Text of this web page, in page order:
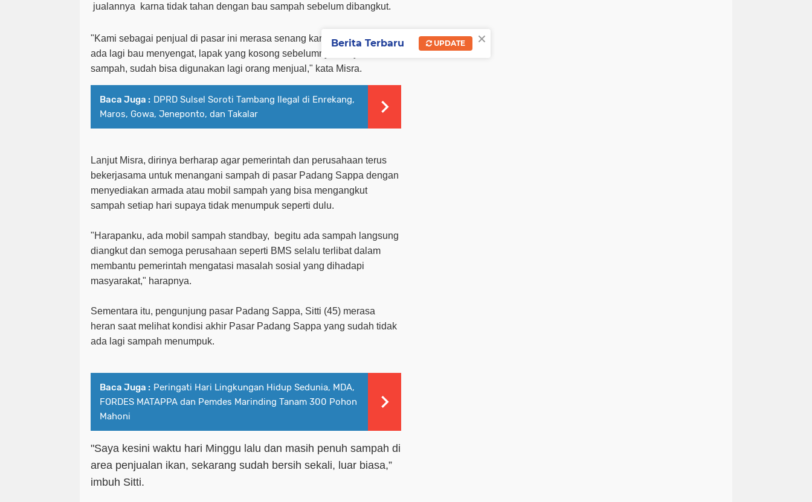
jualannya karna tidak tahan dengan bau sampah sebelum dibangkut.
"Kami sebagai penjual di pasar ini merasa senang karnasudah tidak
ada lagi bau menyengat, apak yang kosong sebelumnya hanya di isi
sampah, sudah bisa digunakan lagi orang menjual," kata Misra.
Baca Juga : DPRD Sulsel Soroti Tambang Ilegal di Enrekang,
Maros, Gowa, Jeneponto, dan Takalar
Lanjut Misra, dirinya berharap agar pemerintah dan perusahaan terus
bekerjasama untuk menangani sampah di pasar Padang Sappa dengan
menyediakan armada atau mobil sampah yang bisa mengangkut
sampah setiap hari supaya tidak menumpuk seperti dulu.
"Harapanku, ada mobil sampah stand bay, begitu ada sampah langsung
diangkut dan semoga perusahaan seperti BMS selalu terlibat dalam
membantu pemerintah mengatasi masalah sosial yang dihadapi
masyarakat," harapnya.
Sementara itu, pengunjung pasar Padang Sappa, Sitti (45) merasa
heran saat melihat kondisi akhir Pasar Padang Sappa yang sudah tidak
ada lagi sampah menumpuk.
Baca Juga : Peringati Hari Lingkungan Hidup Sedunia, MDA,
FORDES MATAPPA dan Pemdes Marinding Tanam 300 Pohon
Mahoni
"Saya kesini waktu hari Minggu lalu dan masih penuh sampah di
area penjualan ikan, sekarang sudah bersih sekali, luar biasa,”
imbuh Sitti.
×
Berita Terbaru UPDATE